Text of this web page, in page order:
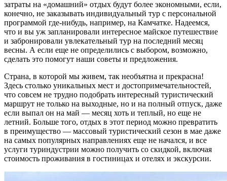
затраты на «домашний» отдых будут более экономными, если,
конечно, не заказывать индивидуальный тур с персональной
программой где-нибудь, например, на Камчатке. Надеемся,
что и вы уж запланировали интересное майское путешествие
и забронировали увлекательный тур на последний месяц
весны. А если еще не определились с выбором, возможно,
сделать это помогут наши советы и предложения.
Страна, в которой мы живем, так необъятна и прекрасна!
Здесь столько уникальных мест и достопримечательностей,
что совсем не трудно подобрать интересный туристический
маршрут не только на выходные, но и на полный отпуск, даже
если выпал он на май — месяц хоть и теплый, но еще не
летний. Больше того, отдых в этот период можно превратить
в преимущество — массовый туристический сезон в мае даже
на самых популярных направлениях еще не начался, и все
услуги туриндустрии можно получить со скидкой, включая
стоимость проживания в гостиницах и отелях и экскурсии.